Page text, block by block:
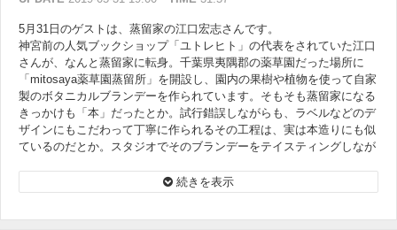
5月31日のゲストは、蒸留家の江口宏志さんです。
神宮前の人気ブックショップ「ユトレヒト」の代表をされていた江口
さんが、なんと蒸留家に転身。千葉県夷隅郡の薬草園だった場所に
「mitosaya薬草園蒸留所」を開設し、園内の果樹や植物を使って自家
製のボタニカルブランデーを作られています。そもそも蒸留家になる
きっかけも「本」だったとか。試行錯誤しながらも、ラベルなどのデ
ザインにもこだわって丁寧に作られるその工程は、実は本造りにも似
ているのだとか。スタジオでそのブランデーをテイスティングしなが
続きを表示